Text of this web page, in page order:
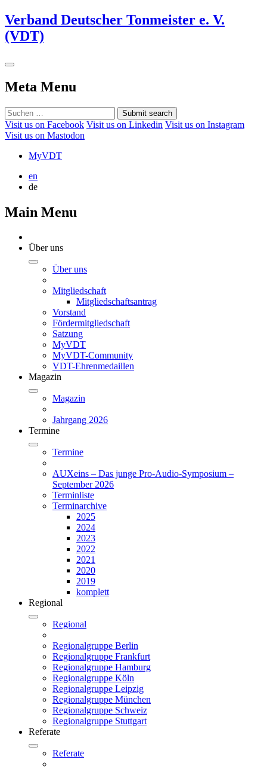
Verband Deutscher Tonmeister e. V.
(VDT)
Meta Menu
Submit search
Visit us on Facebook Visit us on Linkedin Visit us on Instagram
Visit us on Mastodon
MyVDT
en
de
Main Menu
Über uns
Über uns
Mitgliedschaft
Mitgliedschaftsantrag
Vorstand
Fördermitgliedschaft
Satzung
MyVDT
MyVDT-Community
VDT-Ehrenmedaillen
Magazin
Magazin
Jahrgang 2026
Termine
Termine
AUXeins – Das junge Pro-Audio-Symposium –
September 2026
Terminliste
Terminarchive
2025
2024
2023
2022
2021
2020
2019
komplett
Regional
Regional
Regionalgruppe Berlin
Regionalgruppe Frankfurt
Regionalgruppe Hamburg
Regionalgruppe Köln
Regionalgruppe Leipzig
Regionalgruppe München
Regionalgruppe Schweiz
Regionalgruppe Stuttgart
Referate
Referate